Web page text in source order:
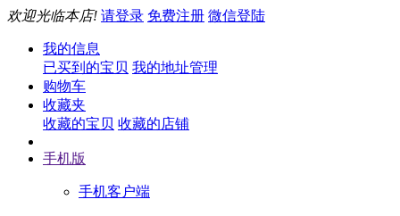
欢迎光临本店! 请登录 免费注册 微信登陆
我的信息
已买到的宝贝 我的地址管理
购物车
收藏夹
收藏的宝贝 收藏的店铺
手机版
手机客户端